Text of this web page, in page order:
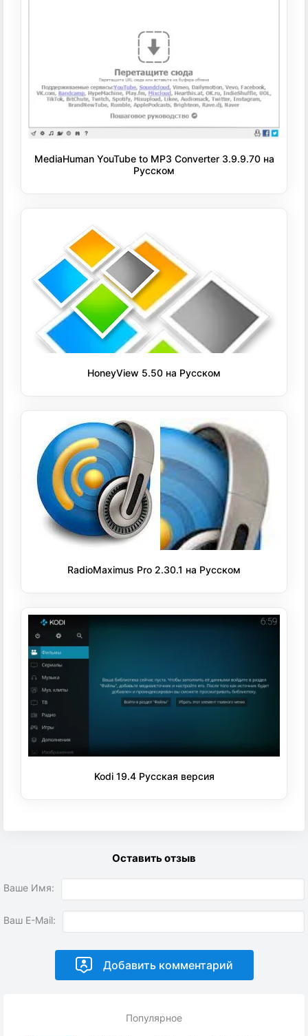
Популярное
MediaHuman YouTube to MP3 Converter 3.9.9.70 на
Русском
HoneyView 5.50 на Русском
RadioMaximus Pro 2.30.1 на Русском
Kodi 19.4 Русская версия
Оставить отзыв
Ваше Имя:
Ваш E-Mail: